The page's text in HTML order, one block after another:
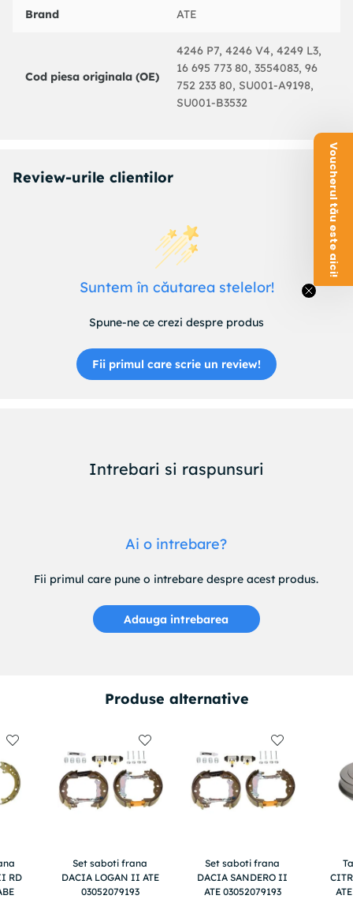
HELLA : 8DD355108411
HELLA : 8DD355103451
HELLA PAGID : 8DD355103451
MINTEX : MDC1494
PAGID : 54294PRO
PAGID : 54294
PILENGA : V090
QUINTON HAZELL : BDC5319
REMSA : 669310
TEXTAR : 98200129401
TEXTAR : 98200111801
TEXTAR : 92111800
TRW : DF4362
TRW : DF4142
VALEO : 186702
ZIMMERMANN : 440311150
ZIMMERMANN : 440311100
Brand ATE
Cod piesa originala (OE)
4246 P7, 4246 V4, 4249 L3,
16 695 773 80, 3554083, 96
752 233 80, SU001-A9198,
SU001-B3532
Review-urile clientilor
Suntem în căutarea stelelor!
Spune-ne ce crezi despre produs
Fii primul care scrie un review!
Intrebari si raspunsuri
Ai o intrebare?
Fii primul care pune o intrebare despre acest produs.
Adauga intrebarea
Produse alternative
RD
Set saboti frana
DACIA LOGAN II ATE
03052079193
Set saboti frana
DACIA SANDERO II
ATE 03052079193
Voucherul tău este aici!